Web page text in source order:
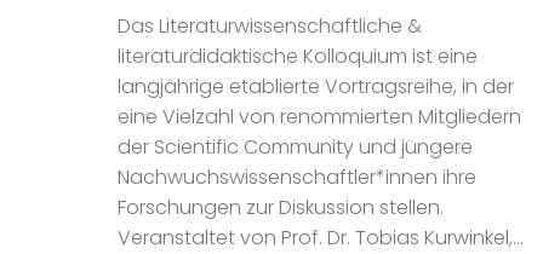
Das Literaturwissenschaftliche &
literaturdidaktische Kolloquium ist eine
langjährige etablierte Vortragsreihe, in der
eine Vielzahl von renommierten Mitgliedern
der Scientific Community und jüngere
Nachwuchswissenschaftler*innen ihre
Forschungen zur Diskussion stellen.
Veranstaltet von Prof. Dr. Tobias Kurwinkel,...